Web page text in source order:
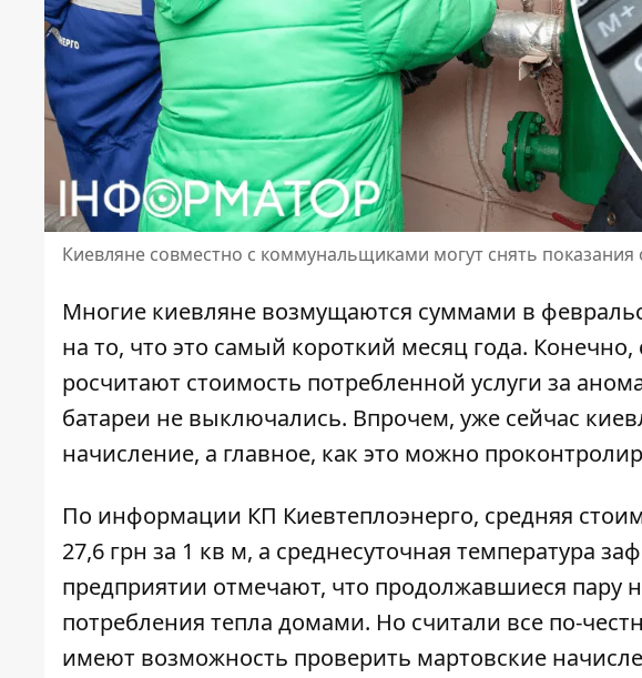
Киевляне совместно с коммунальщиками могут снять
Многие киевляне возмущаются суммами в
на то, что это самый короткий месяц года.
росчитают стоимость потребленной услуги за
батареи не выключались. Впрочем, уже сейчас
начисление, а главное, как это можно
По информации КП Киевтеплоэнерго, средняя
27,6 грн за 1 кв м, а среднесуточная температура
предприятии отмечают, что продолжавшиеся
потребления тепла домами. Но считали все по-
имеют возможность проверить мартовские